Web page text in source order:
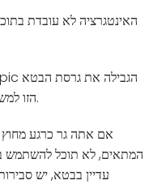
הזו למשתמשים בארצות הברית בינתיים.
אם אתה גר כרגע מחוץ
המתאים, לא תוכל להשתמש
עדיין בבטא, יש